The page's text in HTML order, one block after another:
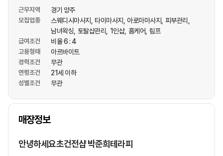
근무지역 경기 양주
모집업종 스웨디시마사지 타이마사지 아로마마사지
피부관리
남녀왁싱
토탈샵관리 1인샵 홈케어 림프
급여조건 비율 6 : 4
고용형태 아르바이트
경력조건 무관
연령조건 21세 이하
성별조건 무관
매장정보
상호명
안녕하세요초건전샵 박준희테라피